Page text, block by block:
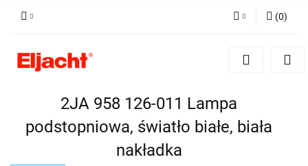
Zaloguj się
(0)
2JA 958 126-011 Lampa
podstopniowa, światło białe, biała
nakładka